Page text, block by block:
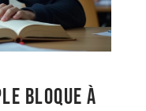
bloque à